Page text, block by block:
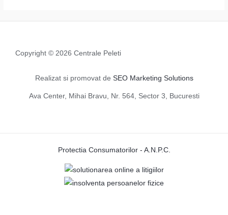
Copyright © 2026 Centrale Peleti
Realizat si promovat de SEO Marketing Solutions
Ava Center, Mihai Bravu, Nr. 564, Sector 3, Bucuresti
Protectia Consumatorilor - A.N.P.C.